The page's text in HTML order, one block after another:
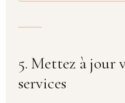
5. Mettez à jour
services